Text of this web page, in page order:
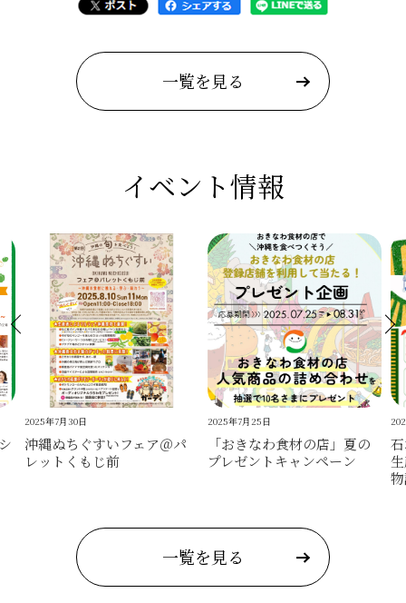
一覧を見る
イベント情報
2025年7月30日
沖縄ぬちぐすいフェア＠パ
レットくもじ前
2025年7月25日
「おきなわ食材の店」夏の
プレゼントキャンペーン
一覧を見る